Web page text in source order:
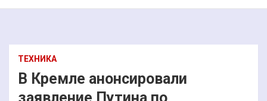
ТЕХНИКА
В Кремле анонсировали